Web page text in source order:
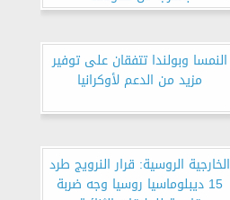
النمسا وبولندا تتفقان على توفير
مزيد من الدعم لأوكرانيا
الخارجية الروسية: قرار النرويج طرد
15 ديبلوماسيا روسيا وجه ضربة